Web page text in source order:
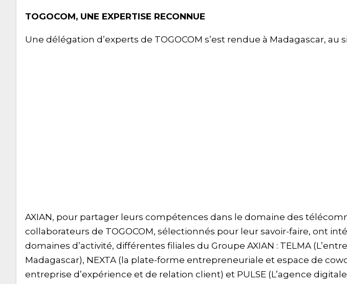
TOGOCOM, UNE EXPERTISE RECONNUE
Une délégation d’experts de TOGOCOM s’est rendue à Madagascar, au
AXIAN, pour partager leurs compétences dans le domaine des
collaborateurs de TOGOCOM, sélectionnés pour leur savoir-faire, ont
domaines d’activité, différentes filiales du Groupe AXIAN : TELMA
Madagascar), NEXTA (la plate-forme entrepreneuriale et espace de
entreprise d’expérience et de relation client) et PULSE (L’agence